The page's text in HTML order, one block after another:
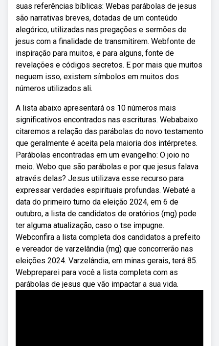
suas referências bíblicas: Webas parábolas de jesus
são narrativas breves, dotadas de um conteúdo
alegórico, utilizadas nas pregações e sermões de
jesus com a finalidade de transmitirem. Webfonte de
inspiração para muitos, e para alguns, fonte de
revelações e códigos secretos. E por mais que muitos
neguem isso, existem símbolos em muitos dos
números utilizados ali.
A lista abaixo apresentará os 10 números mais
significativos encontrados nas escrituras. Webabaixo
citaremos a relação das parábolas do novo testamento
que geralmente é aceita pela maioria dos intérpretes.
Parábolas encontradas em um evangelho: O joio no
meio. Webo que são parábolas e por que jesus falava
através delas? Jesus utilizava esse recurso para
expressar verdades espirituais profundas. Webaté a
data do primeiro turno da eleição 2024, em 6 de
outubro, a lista de candidatos de oratórios (mg) pode
ter alguma atualização, caso o tse impugne.
Webconfira a lista completa dos candidatos a prefeito
e vereador de varzelândia (mg) que concorrerão nas
eleições 2024. Varzelândia, em minas gerais, terá 85.
Webpreparei para você a lista completa com as
parábolas de jesus que vão impactar a sua vida.